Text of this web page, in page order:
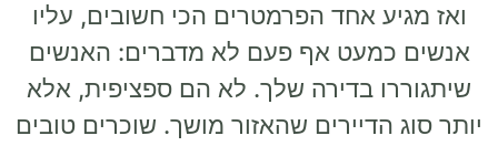
ואז מגיע אחד הפרמטרים הכי חשובים, עליו
אנשים כמעט אף פעם לא מדברים: האנשים
שיתגוררו בדירה שלך. לא הם ספציפית, אלא
יותר סוג הדיירים שהאזור מושך. שוכרים טובים